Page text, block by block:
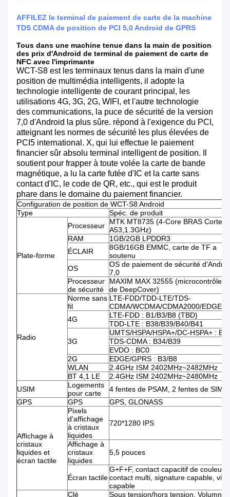
AFFILEZ le terminal de paiement de carte de la machine
TDS CDMA de position de PCI 5,0 Android de GPRS
Tous dans une machine tenue dans la main de position
des prix d'Android de terminal de paiement de carte de
NFC avec l'imprimante
WCT-S8 est les terminaux tenus dans la main d'une
position de multimédia intelligents, il adopte la
technologie intelligente de courant principal, les
utilisations 4G, 3G, 2G, WIFI, et l'autre technologie
des communications, la puce de sécurité de la version
7,0 d'Android la plus sûre. répond à l'exigence du PCI,
atteignant les normes de sécurité les plus élevées de
PCI5 international. X, qui lui effectue le paiement
financier sûr absolu terminal intelligent de position. Il
soutient pour frapper à toute volée la carte de bande
magnétique, a lu la carte futée d'IC et la carte sans
contact d'IC, le code de QR, etc., qui est le produit
phare dans le domaine du paiement financier.
Configuration de position de WCT-S8 Android
Type
Spéc. de produit
Plate-forme
Processeur
MTK MT8735 (4-Core BRAS Cortex-
A53,1.3GHz)
RAM
1GB/2GB LPDDR3
ÉCLAIR
8GB/16GB EMMC, carte de TF a
soutenu
OS
OS de paiement de sécurité
7,0
Processeur
de sécurité
MAXIM MAX 32555
de DeepCover)
Radio
Norme sans
fil
LTE-FDD/TDD-LTE/TDS-
CDMA/WCDMA/CDMA2000/EDGE/
4G
LTE-FDD : B1/B3/B8 (TBD)
TDD-LTE : B38/B39/B40/B41
3G
UMTS/HSPA/HSPA+/DC-HSPA+ :
TDS-CDMA : B34/B39
EVDO : BC0
2G
EDGE/GPRS : B3/B8
WLAN
2.4GHz ISM 2402MHz~2482MHz
BT 4,1 LE
2.4GHz ISM 2402MHz~2480MHz
USIM
Logements
pour carte
4 fentes de PSAM, 2 fentes de SIM
GPS
GPS GPS, GLONASS
Affichage à
cristaux
liquides et
écran tactile
Pixels
d'affichage
à cristaux
liquides
720*1280 IPS
Affichage à
cristaux
liquides
5,5 pouces
Écran tactile
G+F+F, contact capacitif de couleur,
contact multi, signature capable,
capable
Clé
Sous tension/hors tension, Volumn,